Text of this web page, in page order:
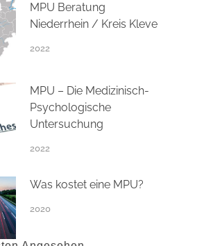
MPU Beratung
Niederrhein / Kreis Kleve
2022
MPU – Die Medizinisch-
Psychologische
Untersuchung
2022
Was kostet eine MPU?
2020